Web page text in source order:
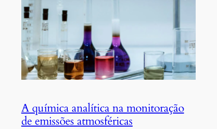
A química analítica na monitoração
de emissões atmosféricas